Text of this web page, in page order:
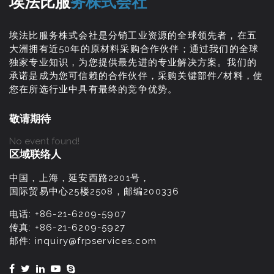
埃法比服务株式会社是分销工业资源的全球领先者，在五
大洲拥有近50年的原材料采购合作伙伴；通过我们的全球
独家专业知识，为您提供最先进的专业解决方案。我们的
承诺是成为您可信赖的合作伙伴，采购关键部件/材料，使
您在所选行业中具有最终的竞争优势。
敬请期待
No event found!
区域联络人
中国，上海，延安西路2201号，
国际贸易中心25楼2508，邮编200336
电话: +86-21-6209-5907
传真: +86-21-6209-5927
邮件: inquiry@frpservices.com